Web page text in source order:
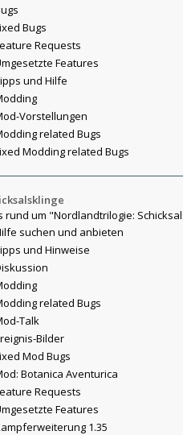
Bugs
Requests
Features
und Hilfe
Vorstellungen
related Bugs
Modding related Bugs
rund um "Nordlandtrilogie:
suchen und anbieten
und Hinweise
related Bugs
Talk
Bilder
Mod Bugs
Botanica Aventurica
Requests
Features
1.35